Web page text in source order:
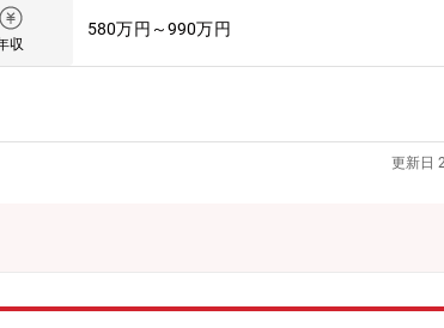
ことで品質の安定化および省人化を 実現していただ
技術市場における技術開発に携わることができます。意
割】① 石英製品開発 ・積極的に情報収集や現場訪問を
ニア ・匠の技として属人化している作業を分析・標準
事業についてhttps://www.maruwa-g.com/recruit/
project04/半導体関連事業インタビュー（生産技術
ガラス製造加工）https://www.maruwa-g.com/
収
580万円～990万円
更新日